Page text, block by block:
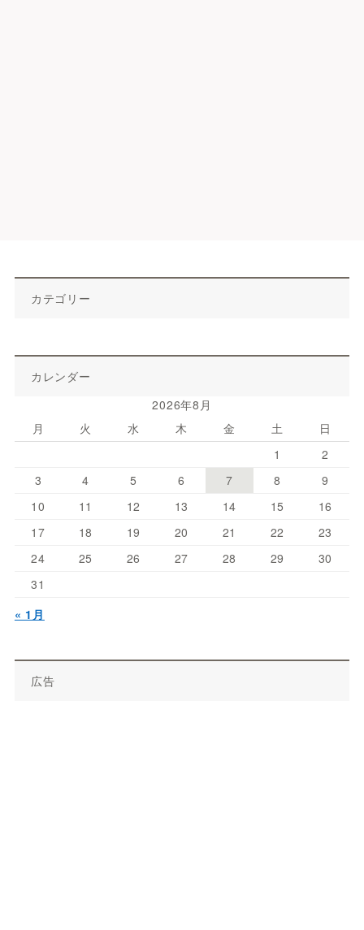
カテゴリー
カレンダー
2026年8月
月
火 水 木 金 土
日
1
2
3
4 5 6 7 8
9
10
11 12 13 14 15
16
17
18 19 20 21 22
23
24
25 26 27 28 29
30
31
« 1月
広告